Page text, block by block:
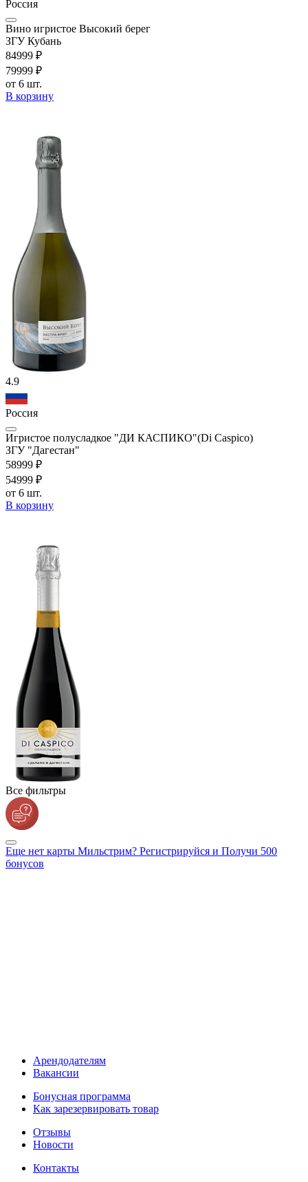
Россия
Вино игристое Высокий берег
ЗГУ Кубань
84999 ₽
79999 ₽
от 6 шт.
В корзину
4.9
Россия
Игристое полусладкое "ДИ КАСПИКО"(Di Caspico)
ЗГУ "Дагестан"
58999 ₽
54999 ₽
от 6 шт.
В корзину
Все фильтры
Еще нет карты Мильстрим? Регистрируйся и Получи 500
бонусов
Арендодателям
Вакансии
Бонусная программа
Как зарезервировать товар
Отзывы
Новости
Контакты